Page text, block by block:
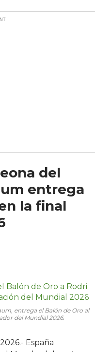
del
entrega
la final
entrega el Balón de Oro al
del Mundial 2026.
España